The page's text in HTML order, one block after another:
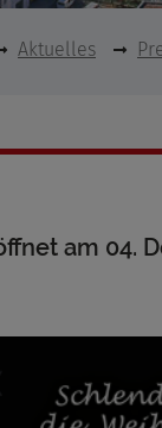
Aktuelles
am 04.